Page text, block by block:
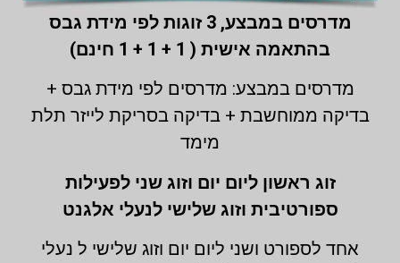
מדרסים במבצע,
3 זוגות לפי מידת גבס
בהתאמה אישית ( 1 + 1 + 1 חינם)
מדרסים במבצע: מדרסים לפי מידת גבס +
בדיקה ממוחשבת + בדיקה בסריקת לייזר תלת
מימד
זוג ראשון ליום יום וזוג שני לפעילות
ספורטיבית וזוג שלישי לנעלי אלגנט
אחד לספורט ושני ליום יום וזוג שלישי ל נעלי